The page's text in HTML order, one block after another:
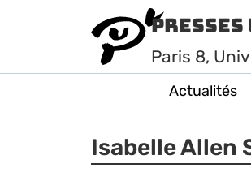
Paris 8,
Actualités
Isabelle Allen